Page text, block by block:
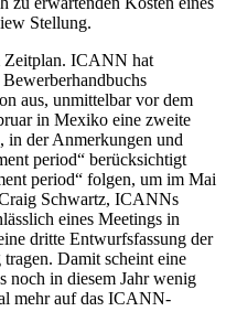
Stellung.
Zeitplan. ICANN hat
aus, unmittelbar vor dem
in Mexiko eine zweite
in der Anmerkungen und
period“ berücksichtigt
period“ folgen, um im Mai
Schwartz, ICANNs
eines Meetings in
dritte Entwurfsfassung der
Damit scheint eine
noch in diesem Jahr wenig
mehr auf das ICANN-